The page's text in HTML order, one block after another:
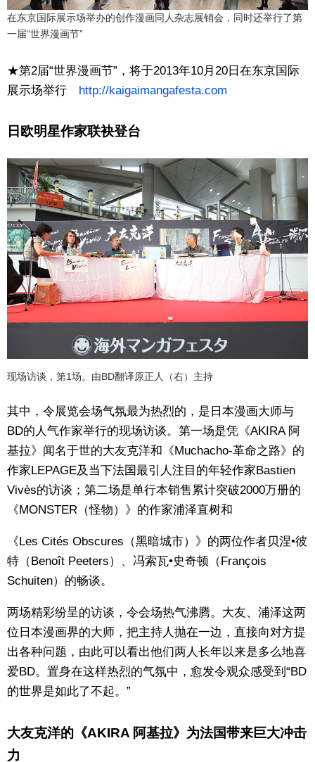
在东京国际展示场举办的创作漫画同人杂志展销会，同时还举行了第
一届“世界漫画节”
★第2届“世界漫画节”，将于2013年10月20日在东京国际
展示场举行 http://kaigaimangafesta.com
日欧明星作家联袂登台
现场访谈，第1场。由BD翻译原正人（右）主持
其中，令展览会场气氛最为热烈的，是日本漫画大师与
BD的人气作家举行的现场访谈。第一场是凭《AKIRA 阿
基拉》闻名于世的大友克洋和《Muchacho-革命之路》的
作家LEPAGE及当下法国最引人注目的年轻作家Bastien
Vivès的访谈；第二场是单行本销售累计突破2000万册的
《MONSTER（怪物）》的作家浦泽直树和
《Les Cités Obscures（黑暗城市）》的两位作者贝涅•彼
特（Benoît Peeters）、冯索瓦•史奇顿（François
Schuiten）的畅谈。
两场精彩纷呈的访谈，令会场热气沸腾。大友、浦泽这两
位日本漫画界的大师，把主持人抛在一边，直接向对方提
出各种问题，由此可以看出他们两人长年以来是多么地喜
爱BD。置身在这样热烈的气氛中，愈发令观众感受到“BD
的世界是如此了不起。”
大友克洋的《AKIRA 阿基拉》为法国带来巨大冲击
力